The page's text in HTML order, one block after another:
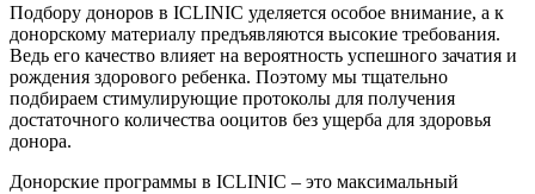
Подбору доноров в ICLINIC уделяется особое внимание, а к
донорскому материалу предъявляются высокие требования.
Ведь его качество влияет на вероятность успешного зачатия и
рождения здорового ребенка. Поэтому мы тщательно
подбираем стимулирующие протоколы для получения
достаточного количества ооцитов без ущерба для здоровья
донора.
Донорские программы в ICLINIC – это максимальный